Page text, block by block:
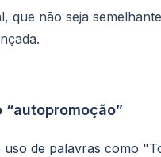
que não seja
uso de palavras como